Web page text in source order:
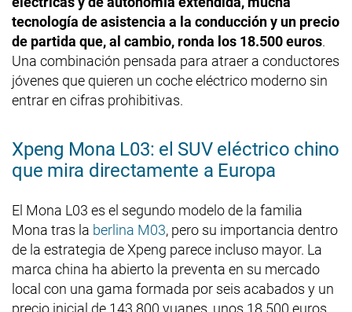
tecnología de asistencia a la conducción y un precio
de partida que, al cambio, ronda los 18.500 euros.
Una combinación pensada para atraer a conductores
jóvenes que quieren un coche eléctrico moderno sin
entrar en cifras prohibitivas.
Xpeng Mona L03: el SUV eléctrico chino
que mira directamente a Europa
El Mona L03 es el segundo modelo de la familia
Mona tras la berlina M03, pero su importancia dentro
de la estrategia de Xpeng parece incluso mayor. La
marca china ha abierto la preventa en su mercado
local con una gama formada por seis acabados y un